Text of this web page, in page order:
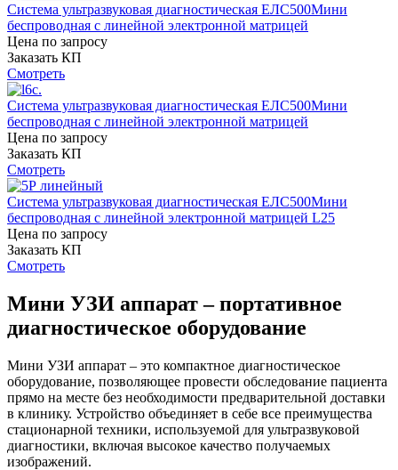
Система ультразвуковая диагностическая ЕЛС500Мини
беспроводная с линейной электронной матрицей
Цена по запросу
Заказать КП
Смотреть
Система ультразвуковая диагностическая ЕЛС500Мини
беспроводная с линейной электронной матрицей
Цена по запросу
Заказать КП
Смотреть
Система ультразвуковая диагностическая ЕЛС500Мини
беспроводная с линейной электронной матрицей L25
Цена по запросу
Заказать КП
Смотреть
Мини УЗИ аппарат – портативное
диагностическое оборудование
Мини УЗИ аппарат – это компактное диагностическое
оборудование, позволяющее провести обследование пациента
прямо на месте без необходимости предварительной доставки
в клинику. Устройство объединяет в себе все преимущества
стационарной техники, используемой для ультразвуковой
диагностики, включая высокое качество получаемых
изображений.